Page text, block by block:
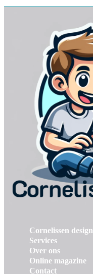
Cornelissen design
Services
Over ons
Online magazine
Contact